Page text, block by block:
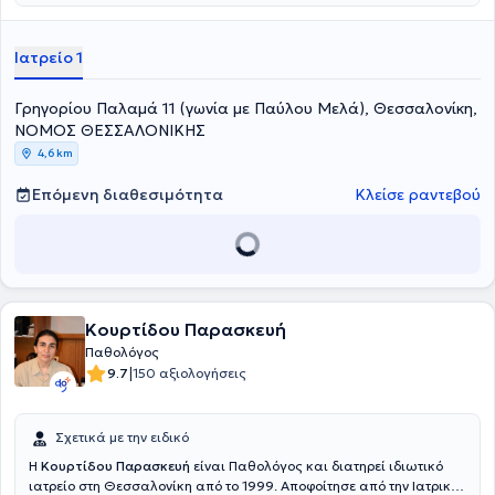
Αποκατάστασης "Reha Klinik Bad Aibling" στην Βαυαρία. Ο Dr.
Παχυσαρκίας και αναλαμβάνει περιστατικά που άπτονται όλου του
φάσματος της παθολογίας και της διαβητολογίας.
Ιατρείο 1
Γρηγορίου Παλαμά 11 (γωνία με Παύλου Μελά), Θεσσαλονίκη,
ΝΟΜΟΣ ΘΕΣΣΑΛΟΝΙΚΗΣ
4,6 km
Επόμενη διαθεσιμότητα Κλείσε ραντεβού
Κουρτίδου Παρασκευή
Παθολόγος
9.7|150 αξιολογήσεις
Σχετικά με την ειδικό
Η Κουρτίδου Παρασκευή είναι Παθολόγος και διατηρεί ιδιωτικό
ιατρείο στη Θεσσαλονίκη από το 1999. Αποφοίτησε από την Ιατρική